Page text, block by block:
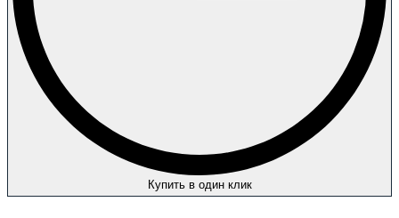
Купить в один клик